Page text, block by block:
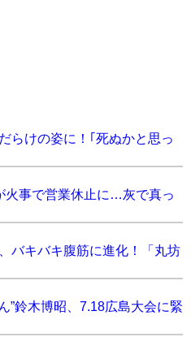
らけの姿に！｢死ぬかと思っ
火事で営業休止に…灰で真っ
バキバキ腹筋に進化！「丸坊
”鈴木博昭、7.18広島大会に緊